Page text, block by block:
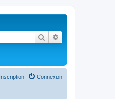
Rechercher
Connexion
Inscription